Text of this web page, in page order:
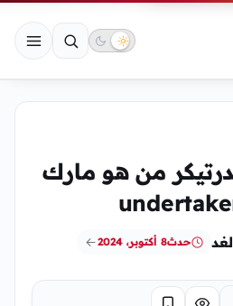
من هو مارك
حدث8 أكتوبر، 2024